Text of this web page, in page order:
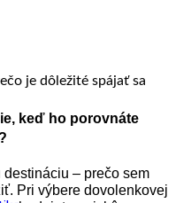
keď ho porovnáte
– prečo sem
Pri výbere dovolenkovej